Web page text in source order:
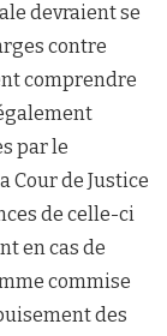
devraient se
contre
comprendre
par le
Cour de Justice
de celle-ci
en cas de
commise
des